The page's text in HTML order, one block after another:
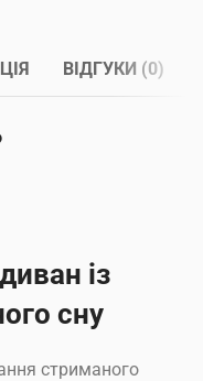
ВІДГУКИ (0)
із
сну
стриманого